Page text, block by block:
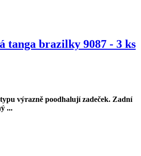
tanga brazilky 9087 - 3 ks
výrazně poodhalují zadeček. Zadní
...